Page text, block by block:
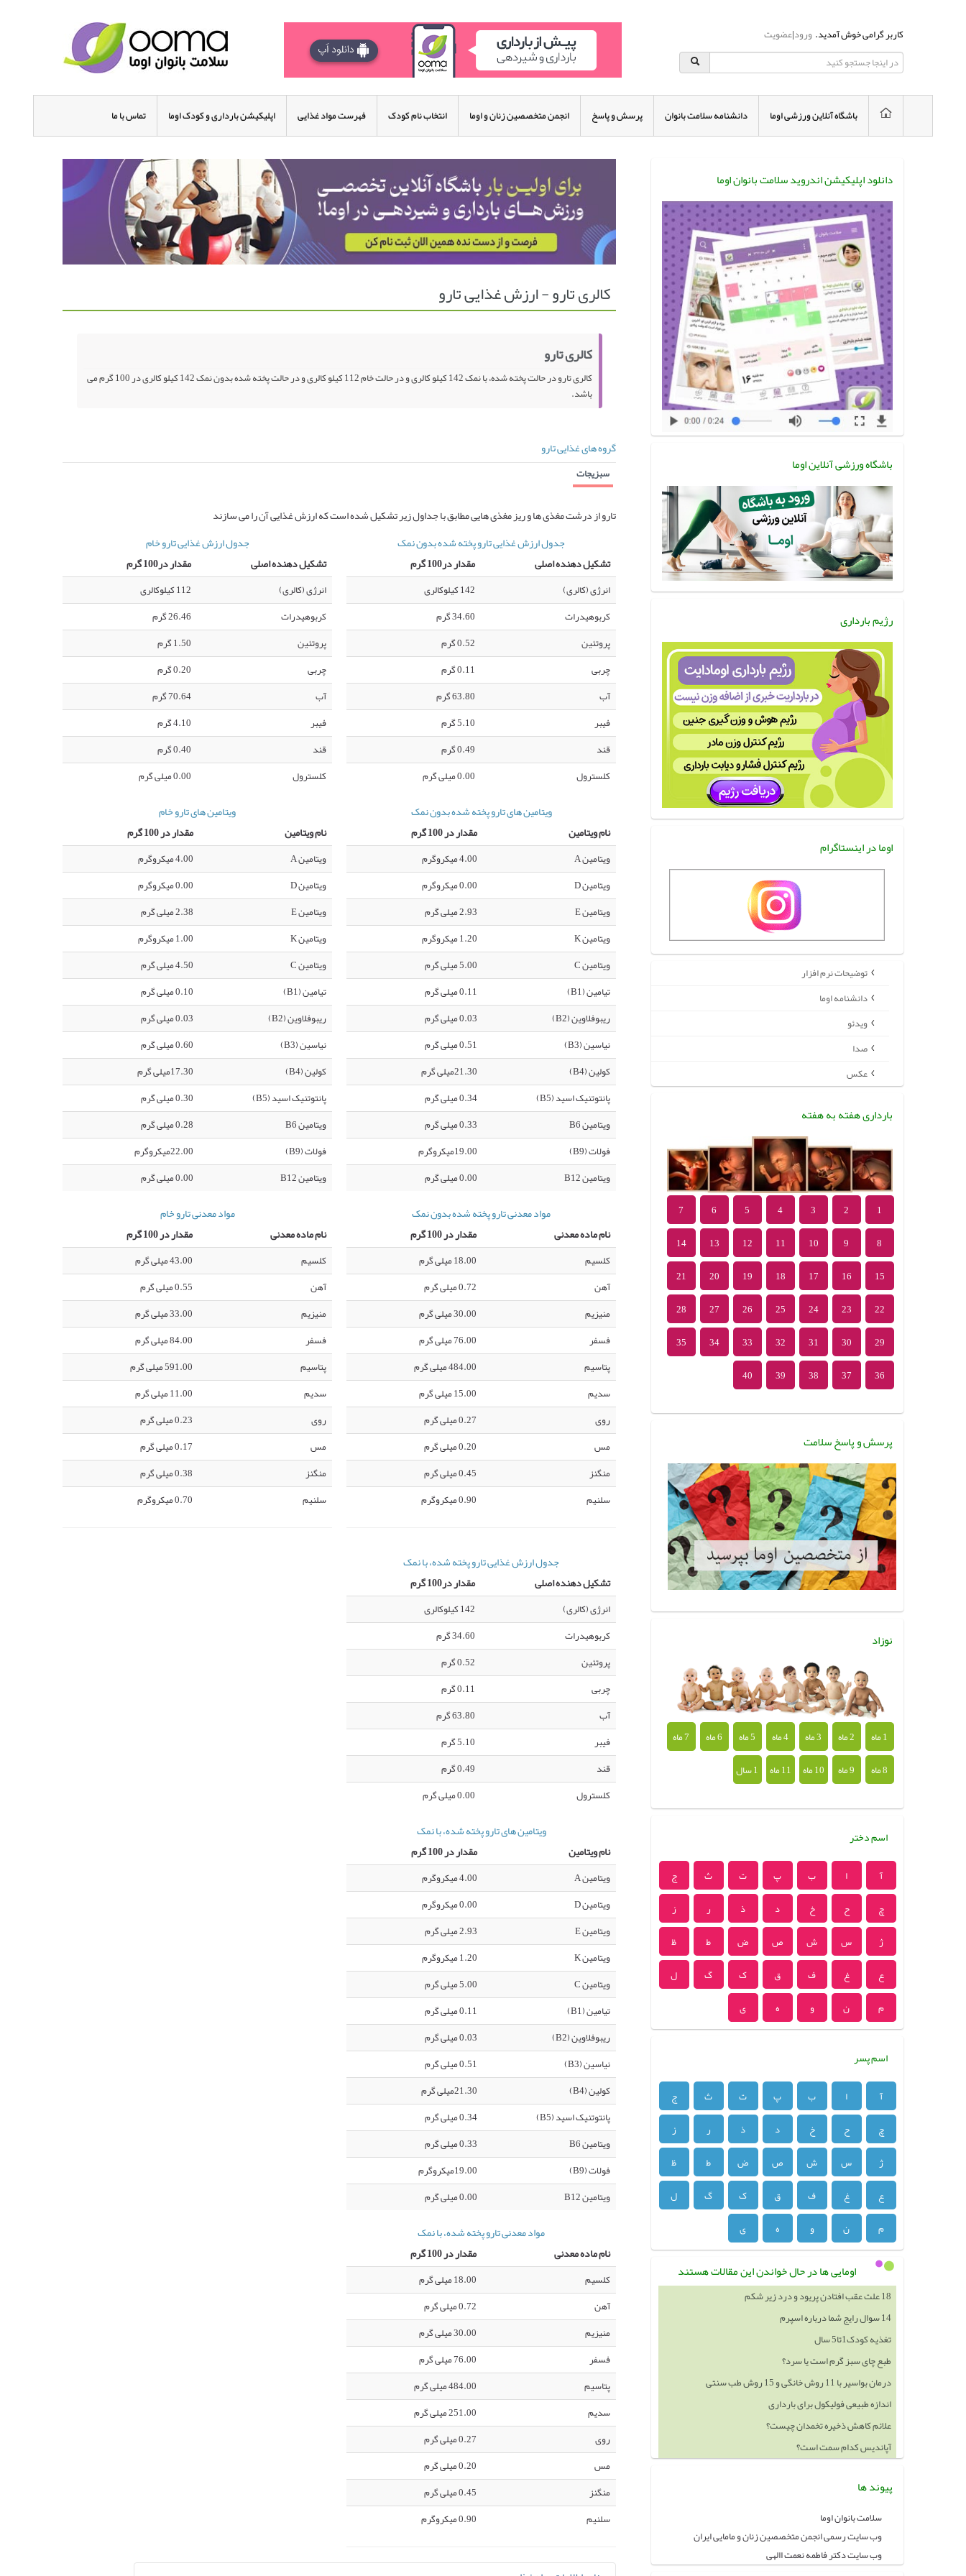
کاربر گرامی خوش آمدید.ورود|عضویت
باشگاه آنلاین ورزشی اوما دانشنامه سلامت بانوان پرسش و پاسخ انجمن متخصصین زنان و اوما انتخاب نام کودک فهرست مواد غذایی اپلیکیشن بارداری و کودک اوما تماس با ما
کالری تارو - ارزش غذایی تارو
کالری تارو
کالری تارو در حالت پخته شده، با نمک 142 کیلو کالری و در حالت خام 112 کیلو کالری و در حالت پخته شده بدون نمک 142 کیلو کالری در 100 گرم می
باشد.
گروه های غذایی تارو
سبزیجات
تارو از درشت مغذی ها و ریز مغذی هایی مطابق با جداول زیر تشکیل شده است که ارزش غذایی آن را می سازند
جدول ارزش غذایی تارو پخته شده، با نمک
تشکیل دهنده اصلی
مقدار در100 گرم
انرژی (کالری)
142 کیلوکالری
کربوهیدرات
34.60 گرم
پروتئین
0.52 گرم
چربی
0.11 گرم
آب
63.80 گرم
فیبر
5.10 گرم
قند
0.49 گرم
کلسترول
0.00 میلی گرم
ویتامین های تارو پخته شده، با نمک
نام ویتامین
مقدار در 100 گرم
ویتامین A
4.00 میکروگرم
ویتامین D
0.00 میکروگرم
ویتامین E
2.93 میلی گرم
ویتامین K
1.20 میکروگرم
ویتامین C
5.00 میلی گرم
تیامین (B1)
0.11 میلی گرم
ریبوفلاوین (B2)
0.03 میلی گرم
نیاسین (B3)
0.51 میلی گرم
کولین (B4)
21.30میلی گرم
پانتوتنیک اسید (B5)
0.34 میلی گرم
ویتامین B6
0.33 میلی گرم
فولات (B9)
19.00میکروگرم
ویتامین B12
0.00 میلی گرم
مواد معدنی تارو پخته شده، با نمک
نام ماده معدنی
مقدار در 100 گرم
کلسیم
18.00 میلی گرم
آهن
0.72 میلی گرم
منیزیم
30.00 میلی گرم
فسفر
76.00 میلی گرم
پتاسیم
484.00 میلی گرم
سدیم
251.00 میلی گرم
روی
0.27 میلی گرم
مس
0.20 میلی گرم
منگنز
0.45 میلی گرم
سلنیم
0.90 میکروگرم
جدول ارزش غذایی تارو خام
تشکیل دهنده اصلی
مقدار در100 گرم
انرژی (کالری)
112 کیلوکالری
کربوهیدرات
26.46 گرم
پروتئین
1.50 گرم
چربی
0.20 گرم
آب
70.64 گرم
فیبر
4.10 گرم
قند
0.40 گرم
کلسترول
0.00 میلی گرم
ویتامین های تارو خام
نام ویتامین
مقدار در 100 گرم
ویتامین A
4.00 میکروگرم
ویتامین D
0.00 میکروگرم
ویتامین E
2.38 میلی گرم
ویتامین K
1.00 میکروگرم
ویتامین C
4.50 میلی گرم
تیامین (B1)
0.10 میلی گرم
ریبوفلاوین (B2)
0.03 میلی گرم
نیاسین (B3)
0.60 میلی گرم
کولین (B4)
17.30میلی گرم
پانتوتنیک اسید (B5)
0.30 میلی گرم
ویتامین B6
0.28 میلی گرم
فولات (B9)
22.00میکروگرم
ویتامین B12
0.00 میلی گرم
مواد معدنی تارو خام
نام ماده معدنی
مقدار در 100 گرم
کلسیم
43.00 میلی گرم
آهن
0.55 میلی گرم
منیزیم
33.00 میلی گرم
فسفر
84.00 میلی گرم
پتاسیم
591.00 میلی گرم
سدیم
11.00 میلی گرم
روی
0.23 میلی گرم
مس
0.17 میلی گرم
منگنز
0.38 میلی گرم
سلنیم
0.70 میکروگرم
جدول ارزش غذایی تارو پخته شده بدون نمک
تشکیل دهنده اصلی
مقدار در100 گرم
انرژی (کالری)
142 کیلوکالری
کربوهیدرات
34.60 گرم
پروتئین
0.52 گرم
چربی
0.11 گرم
آب
63.80 گرم
فیبر
5.10 گرم
قند
0.49 گرم
کلسترول
0.00 میلی گرم
ویتامین های تارو پخته شده بدون نمک
نام ویتامین
مقدار در 100 گرم
ویتامین A
4.00 میکروگرم
ویتامین D
0.00 میکروگرم
ویتامین E
2.93 میلی گرم
ویتامین K
1.20 میکروگرم
ویتامین C
5.00 میلی گرم
تیامین (B1)
0.11 میلی گرم
ریبوفلاوین (B2)
0.03 میلی گرم
نیاسین (B3)
0.51 میلی گرم
کولین (B4)
21.30میلی گرم
پانتوتنیک اسید (B5)
0.34 میلی گرم
ویتامین B6
0.33 میلی گرم
فولات (B9)
19.00میکروگرم
ویتامین B12
0.00 میلی گرم
مواد معدنی تارو پخته شده بدون نمک
نام ماده معدنی
مقدار در 100 گرم
کلسیم
18.00 میلی گرم
آهن
0.72 میلی گرم
منیزیم
30.00 میلی گرم
فسفر
76.00 میلی گرم
پتاسیم
484.00 میلی گرم
سدیم
15.00 میلی گرم
روی
0.27 میلی گرم
مس
0.20 میلی گرم
منگنز
0.45 میلی گرم
سلنیم
0.90 میکروگرم
دانلود اپلیکیشن اندروید سلامت بانوان اوما
باشگاه ورزشی آنلاین اوما
رژیم بارداری
اوما در اینستاگرام
توضیحات نرم افزار
دانشنامه اوما
ویدئو
صدا
عکس
بارداری هفته به هفته
1
2
3
4
5
6
7
8
9
10
11
12
13
14
15
16
17
18
19
20
21
22
23
24
25
26
27
28
29
30
31
32
33
34
35
36
37
38
39
40
پرسش و پاسخ سلامت
نوزاد
1 ماه 2 ماه 3 ماه 4 ماه 5 ماه 6 ماه
7 ماه
8 ماه
9 ماه 10 ماه 11 ماه 1 سال
اسم دختر
آ ا ب پ ت ث
ج
چ
ح خ د ذ ر
ز
ژ
س ش ص ض ط
ظ
ع
غ ف ق ک گ
ل
م
ن و ه ی
اسم پسر
آ ا ب پ ت ث
ج
چ
ح خ د ذ ر
ز
ژ
س ش ص ض ط
ظ
ع
غ ف ق ک گ
ل
م
ن و ه ی
اومایی ها در حال خواندن این مقالات هستند
18 علت عقب افتادن پریود و درد زیر شکم
14 سوال رایج شما درباره اسپرم
تغذیه کودک1تا5 سال
طبع چای سبز گرم است یا سرد؟
درمان بواسیر با 11 روش خانگی و 15 روش طب سنتی
اندازه طبیعی فولیکول برای بارداری
علائم کاهش ذخیره تخمدان چیست؟
آپاندیس کدام سمت است؟
پیوند ها
سلامت بانوان اوما
وب سایت رسمی انجمن متخصصین زنان و مامایی ایران
وب سایت دکتر فاطمه نعمت االهی